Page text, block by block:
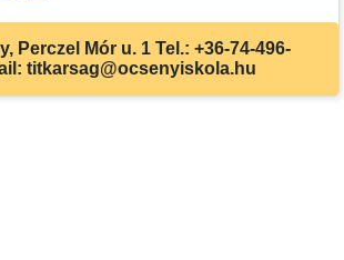
Perczel Mór u. 1 Tel.: +36-74-496-
titkarsag@ocsenyiskola.hu